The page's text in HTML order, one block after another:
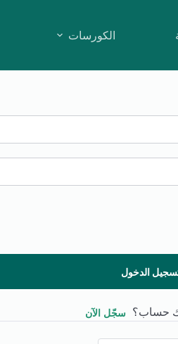
الكورسات
الدخول
حساب؟ سجّل الآن